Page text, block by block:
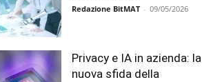
Redazione BitMAT - 09/05/2026
Privacy e IA in azienda: la
nuova sfida della